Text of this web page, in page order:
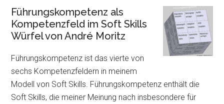
Personale
Kompetenz
als
im
Soft
Skills
Würfel
Führungskompetenz als
Kompetenzfeld im Soft Skills
Würfel von André Moritz
Führungskompetenz ist das vierte von
sechs Kompetenzfeldern in meinem
Modell von Soft Skills. Führungskompetenz enthält die
Soft Skills, die meiner Meinung nach insbesondere für